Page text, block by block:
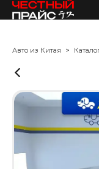
Авто из Китая